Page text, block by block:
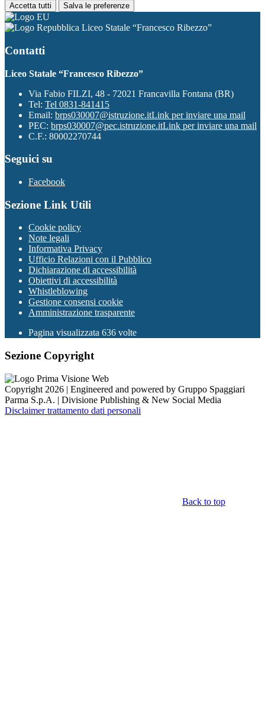
Accetta tutti Salva le preferenze
Liceo Statale “Francesco Ribezzo”
Contatti
Liceo Statale “Francesco Ribezzo”
Via Fabio FILZI, 48 - 72021 Francavilla Fontana (BR)
Tel: Tel 0831-841415
Email: brps030007@istruzione.itLink per inviare una mail
PEC: brps030007@pec.istruzione.itLink per inviare una mail
C.F.: 80002270744
Seguici su
Facebook
Sezione Link Utili
Cookie policy
Note legali
Informativa Privacy
Ufficio Relazioni con il Pubblico
Dichiarazione di accessibilità
Obiettivi di accessibilità
Whistleblowing
Gestione consensi cookie
Amministrazione trasparente
Pagina visualizzata 636 volte
Sezione Copyright
Copyright 2026 | Engineered and powered by Gruppo Spaggiari
Parma S.p.A. | Divisione Publishing & New Social Media
Disclaimer trattamento dati personali
Back to top